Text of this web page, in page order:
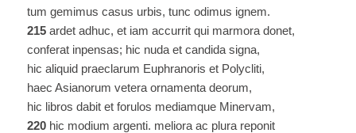
tum gemimus casus urbis, tunc odimus ignem.
215ardet adhuc, et iam accurrit qui marmora donet,
conferat inpensas; hic nuda et candida signa,
hic aliquid praeclarum Euphranoris et Polycliti,
haec Asianorum vetera ornamenta deorum,
hic libros dabit et forulos mediamque Minervam,
220hic modium argenti. meliora ac plura reponit